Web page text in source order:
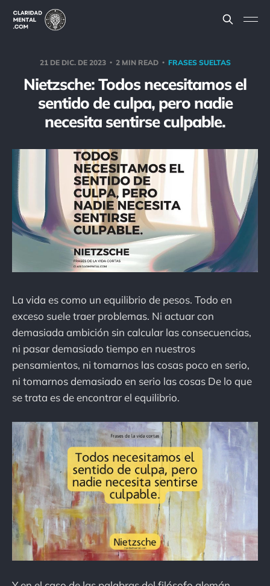
21 DE DIC. DE 2023 2 MIN READ FRASES SUELTAS
Nietzsche: Todos necesitamos el
sentido de culpa, pero nadie
necesita sentirse culpable.
La vida es como un equilibrio de pesos. Todo en
exceso suele traer problemas. Ni actuar con
demasiada ambición sin calcular las consecuencias,
ni pasar demasiado tiempo en nuestros
pensamientos, ni tomarnos las cosas poco en serio,
ni tomarnos demasiado en serio las cosas De lo que
se trata es de encontrar el equilibrio.